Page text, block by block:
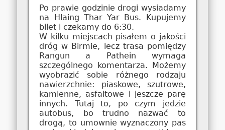
Po prawie godzinie drogi wysiadamy
na Hlaing Thar Yar Bus. Kupujemy
bilet i czekamy do 6:30.
W kilku miejscach pisałem o jakości
dróg w Birmie, lecz trasa pomiędzy
Rangun a Pathein wymaga
szczególnego komentarza. Możemy
wyobrazić sobie różnego rodzaju
nawierzchnie: piaskowe, szutrowe,
kamienne, asfaltowe i jeszcze parę
innych. Tutaj to, po czym jedzie
autobus, bo trudno nazwać to
drogą, to umownie wyznaczony pas